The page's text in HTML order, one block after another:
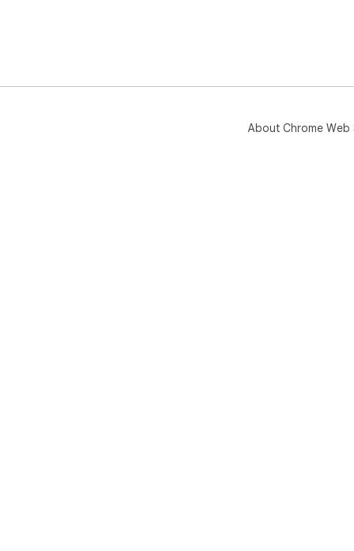
About Chrome Web